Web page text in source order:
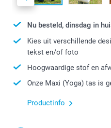
Nu besteld, dinsdag in
Kies uit verschillende
tekst en/of foto
Hoogwaardige stof en
Onze Maxi (Yoga) tas is
Productinfo